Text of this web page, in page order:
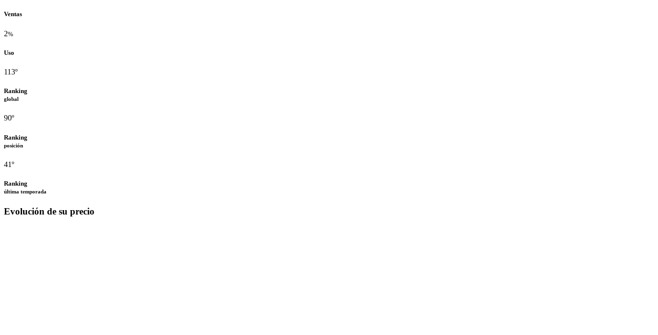
Ventas
2%
Uso
113º
Ranking
global
90º
Ranking
posición
41º
Ranking
última temporada
Evolución de su precio